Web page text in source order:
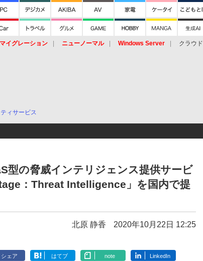
マイグレーション ニューノーマル Windows Server クラウド
ィサービス
型の脅威インテリジェンス提供サービ
：Threat Intelligence」を国内で提
北原 静香 2020年10月22日 12:25
シェア はてブ note LinkedIn